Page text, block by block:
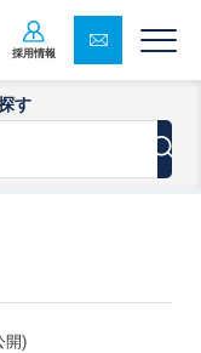
採用情報
す
開)